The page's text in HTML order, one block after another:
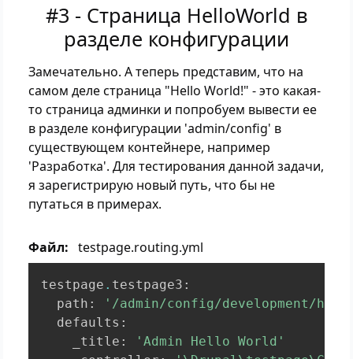
#3 - Страница HelloWorld в
разделе конфигурации
Замечательно. А теперь представим, что на
самом деле страница "Hello World!" - это какая-
то страница админки и попробуем вывести ее
в разделе конфигурации 'admin/config' в
существующем контейнере, например
'Разработка'. Для тестирования данной задачи,
я зарегистрирую новый путь, что бы не
путаться в примерах.
Файл testpage.routing.yml
testpage . testpage3 :
  path
:
'/admin/config/development/
  defaults
:
    _title
:
'Admin Hello World'